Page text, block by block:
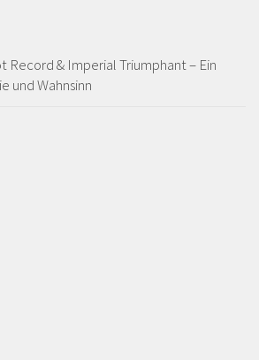
Record & Imperial Triumphant – Ein
und Wahnsinn